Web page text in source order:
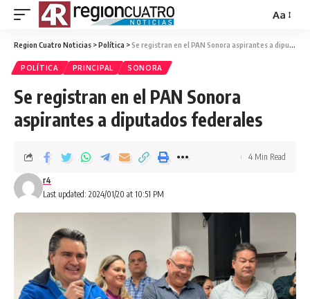
Aa
Region Cuatro Noticias >Política >Se registran en el PAN Sonora aspirantes a diputados federales
POLÍTICA PRINCIPAL SONORA
Se registran en el PAN Sonora
aspirantes a diputados federales
Last updated: 2024/01/20 at 10:51 PM
r4
4 Min Read